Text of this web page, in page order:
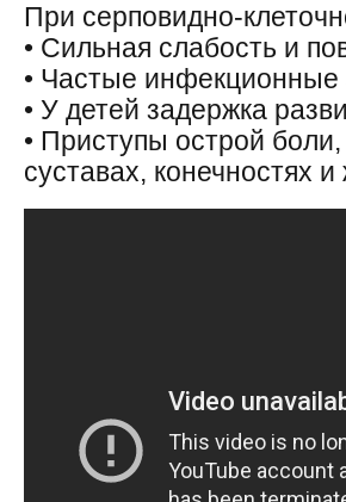
При серповидно-
• Сильная слабость и
• Частые инфекционные
• У детей задержка
• Приступы острой
суставах, конечностях и